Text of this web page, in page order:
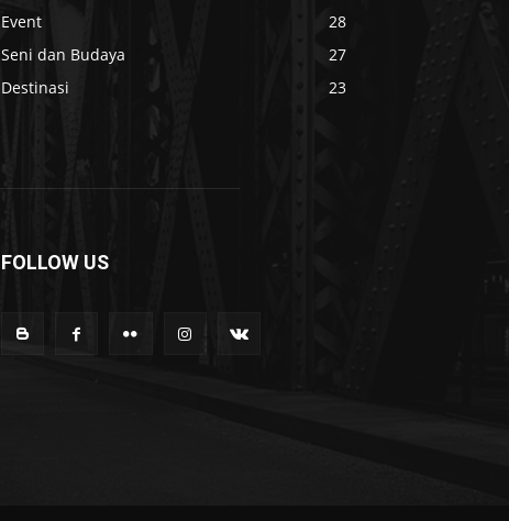
Event
28
Seni dan Budaya
27
Destinasi
23
FOLLOW US